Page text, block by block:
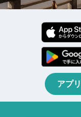
アプ